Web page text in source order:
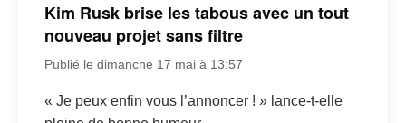
Kim Rusk brise les tabous avec un tout
nouveau projet sans filtre
Publié le dimanche 17 mai à 13:57
« Je peux enfin vous l’annoncer ! » lance-t-elle